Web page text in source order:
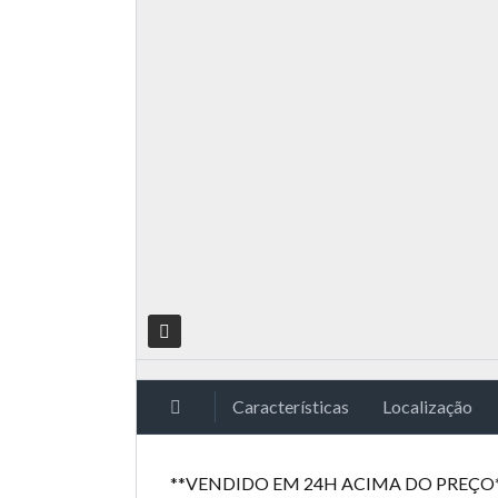
Características Localização
**VENDIDO EM 24H ACIMA DO